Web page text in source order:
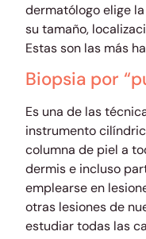
dermatólogo elige
su tamaño,
Estas son las más
Biopsia por
Es una de las
instrumento
columna de piel a
dermis e incluso
emplearse en
otras lesiones de
estudiar todas las